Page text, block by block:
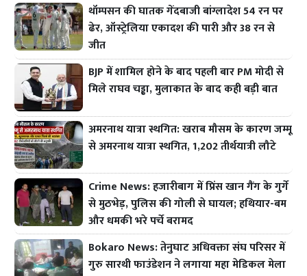
थॉम्पसन की घातक गेंदबाजी बांग्लादेश 54 रन पर
ढेर, ऑस्ट्रेलिया एकादश की पारी और 38 रन से
जीत
BJP में शामिल होने के बाद पहली बार PM मोदी से
मिले राघव चड्ढा, मुलाकात के बाद कही बड़ी बात
अमरनाथ यात्रा स्थगित: खराब मौसम के कारण जम्मू
से अमरनाथ यात्रा स्थगित, 1,202 तीर्थयात्री लौटे
Crime News: हजारीबाग में प्रिंस खान गैंग के गुर्गे
से मुठभेड़, पुलिस की गोली से घायल; हथियार-बम
और धमकी भरे पर्चे बरामद
Bokaro News: तेनुघाट अधिवक्ता संघ परिसर में
गुरु सारथी फाउंडेशन ने लगाया महा मेडिकल मेला